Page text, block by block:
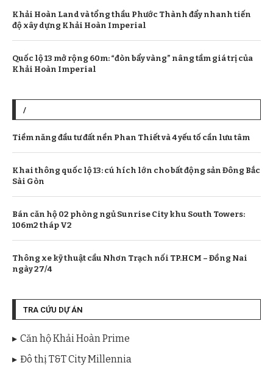
Khải Hoàn Land và tổng thầu Phước Thành đẩy nhanh tiến
độ xây dựng Khải Hoàn Imperial
Quốc lộ 13 mở rộng 60m: “đòn bẩy vàng” nâng tầm giá trị của
Khải Hoàn Imperial
/
Tiềm năng đầu tư đất nền Phan Thiết và 4 yếu tố cần lưu tâm
Khai thông quốc lộ 13: cú hích lớn cho bất động sản Đông Bắc
Sài Gòn
Bán căn hộ 02 phòng ngủ Sunrise City khu South Towers:
106m2 tháp V2
Thông xe kỹ thuật cầu Nhơn Trạch nối TP.HCM – Đồng Nai
ngày 27/4
TRA CỨU DỰ ÁN
Căn hộ Khải Hoàn Prime
Đô thị T&T City Millennia